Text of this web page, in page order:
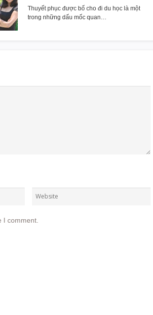
Thuyết phục được bố cho đi du học là một
trong những dấu mốc quan…
I comment.